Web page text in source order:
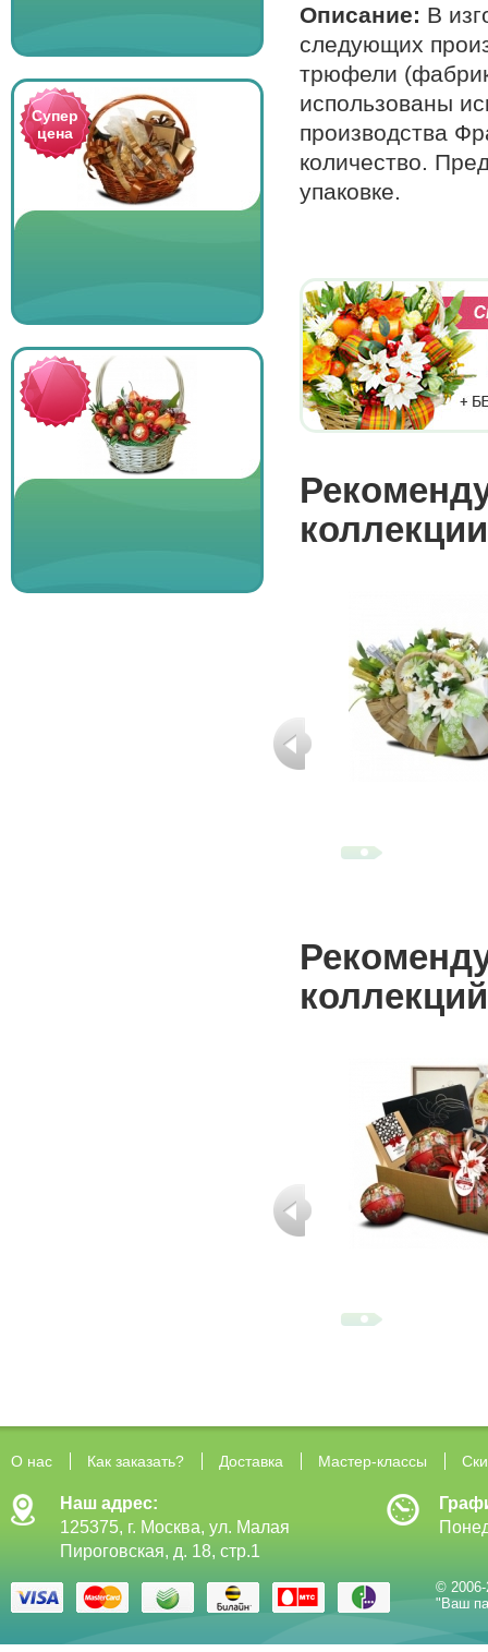
Супер
цена
Описание: В
следующих
трюфели
использованы
производства
количество.
упаковке.
коллекций
О нас Как заказать? Доставка Мастер-классы
Наш адрес:
125375, г. Москва, ул. Малая
Пироговская, д. 18, стр.1
©
"Ваш